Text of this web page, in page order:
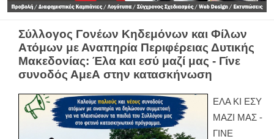
Σύλλογος Γονέων Κηδεμόνων και Φίλων
Ατόμων με Αναπηρία Περιφέρειας Δυτικής
Μακεδονίας: Έλα και εσύ μαζί μας - Γίνε
συνοδός ΑμεΑ στην κατασκήνωση
ΕΛΑ ΚΙ ΕΣΥ
ΜΑΖΙ ΜΑΣ -
ΓΙΝΕ